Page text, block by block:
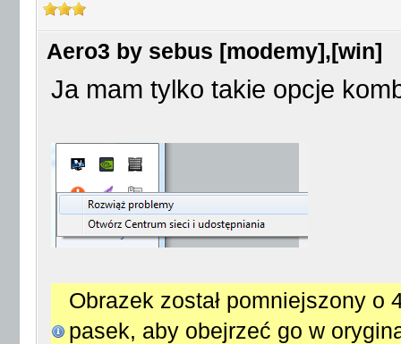
Aero3 by sebus [modemy],[win]
Ja mam tylko takie opcje
Obrazek został pomniejszony o
pasek, aby obejrzeć go w